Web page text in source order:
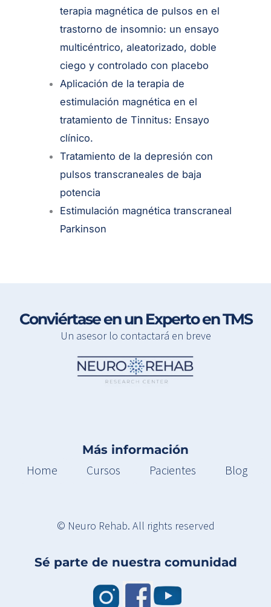
terapia magnética de pulsos en el
trastorno de insomnio: un ensayo
multicéntrico, aleatorizado, doble
ciego y controlado con placebo
Aplicación de la terapia de
estimulación magnética en el
tratamiento de Tinnitus: Ensayo
clínico.
Tratamiento de la depresión con
pulsos transcraneales de baja
potencia
Estimulación magnética transcraneal
Parkinson
Conviértase en un Experto en TMS
Un asesor lo contactará en breve
Más información
Home
Cursos Pacientes Blog
© Neuro Rehab. All rights reserved
Sé parte de nuestra comunidad